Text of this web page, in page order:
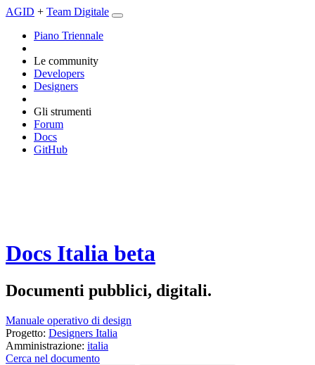
AGID + Team Digitale
Piano Triennale
Le community
Developers
Designers
Gli strumenti
Forum
Docs
GitHub
Docs Italia beta
Documenti pubblici, digitali.
Manuale operativo di design
Progetto: Designers Italia
Amministrazione: italia
Cerca nel documento